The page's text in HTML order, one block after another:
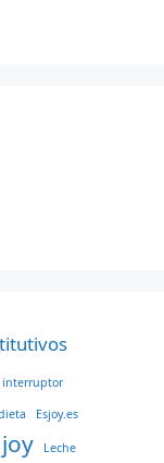
interruptor
Esjoy.es
Leche